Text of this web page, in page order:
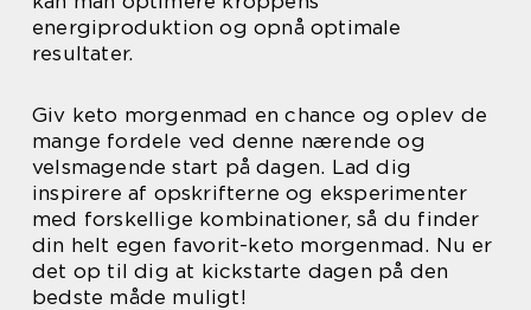
energiproduktion og opnå optimale
resultater.
Giv keto morgenmad en chance og oplev de
mange fordele ved denne nærende og
velsmagende start på dagen. Lad dig
inspirere af opskrifterne og eksperimenter
med forskellige kombinationer, så du finder
din helt egen favorit-keto morgenmad. Nu er
det op til dig at kickstarte dagen på den
bedste måde muligt!